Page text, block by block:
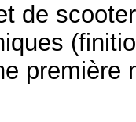
de
première